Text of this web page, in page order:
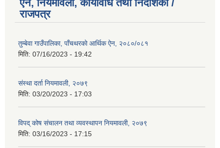
ऐन, नियमावली, कार्यविधि तथा निर्देशिका /
राजपत्र
तुम्बेवा गाउँपालिका, पाँचथरकाे आर्थिक ऐन, २०८०/०८१
मिति: 07/16/2023 - 19:42
संस्था दर्ता नियमावली, २०७९
मिति: 03/20/2023 - 17:03
विपद् कोष संचालन तथा व्यवस्थापन नियमावली, २०७९
मिति: 03/16/2023 - 17:15